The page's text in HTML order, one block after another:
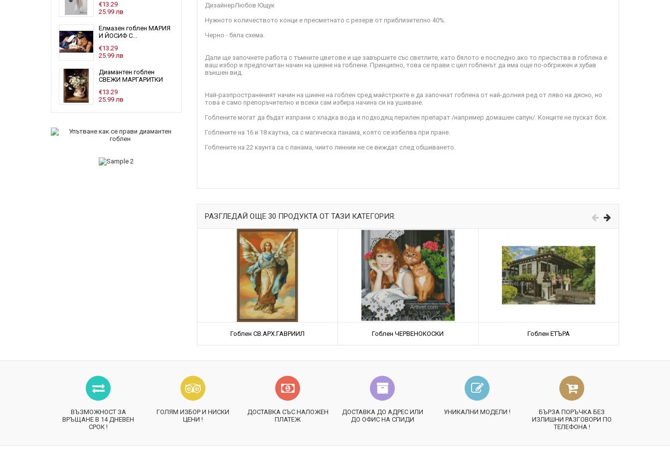
€13.29
25.99 лв
Елмазен гоблен МАРИЯ
И ЙОСИФ С...
€13.29
25.99 лв
Диамантен гоблен
СВЕЖИ МАРГАРИТКИ
€13.29
25.99 лв
ДизайнерЛюбов Ющук
Нужното количеството конци е пресметнато с резерв от приблизително 40%.
Черно - бяла схема.
Дали ще започнете работа с тъмните цветове и ще завършите със светлите, като бялото е последно ако то присъства в гоблена е
ваш избор и предпочитан начин на шиене на гоблени. Принципно, това се прави с цел гобленът да има още по-обгрижен и хубав
външен вид.
Най-разпространеният начин на шиене на гоблен сред майстрките е да започнат гоблена от най-долния ред от ляво на дясно, но
това е само препоръчително и всеки сам избира начина си на ушиване.
Гоблените могат да бъдат изпрани с хладка вода и подходящ перилен препарат /например домашен сапун/. Конците не пускат боя.
Гоблените на 16 и 18 каутна, са с магическа панама, която се избелва при пране.
Гоблените на 22 каунта са с панама, чиито линнии не се виждат след обшиването.
РАЗГЛЕДАЙ ОЩЕ 30 ПРОДУКТА ОТ ТАЗИ КАТЕГОРИЯ:
Гоблен СВ.АРХ.ГАВРИИЛ Гоблен ЧЕРВЕНОКОСКИ Гоблен ЕТЪРА
ВЪЗМОЖНОСТ ЗА
ВРЪЩАНЕ В 14 ДНЕВЕН
СРОК !
ГОЛЯМ ИЗБОР И НИСКИ
ЦЕНИ !
ДОСТАВКА СЪС НАЛОЖЕН
ПЛАТЕЖ
ДОСТАВКА ДО АДРЕС ИЛИ
ДО ОФИС НА СПИДИ
УНИКАЛНИ МОДЕЛИ !
БЪРЗА ПОРЪЧКА БЕЗ
ИЗЛИШНИ РАЗГОВОРИ ПО
ТЕЛЕФОНА !